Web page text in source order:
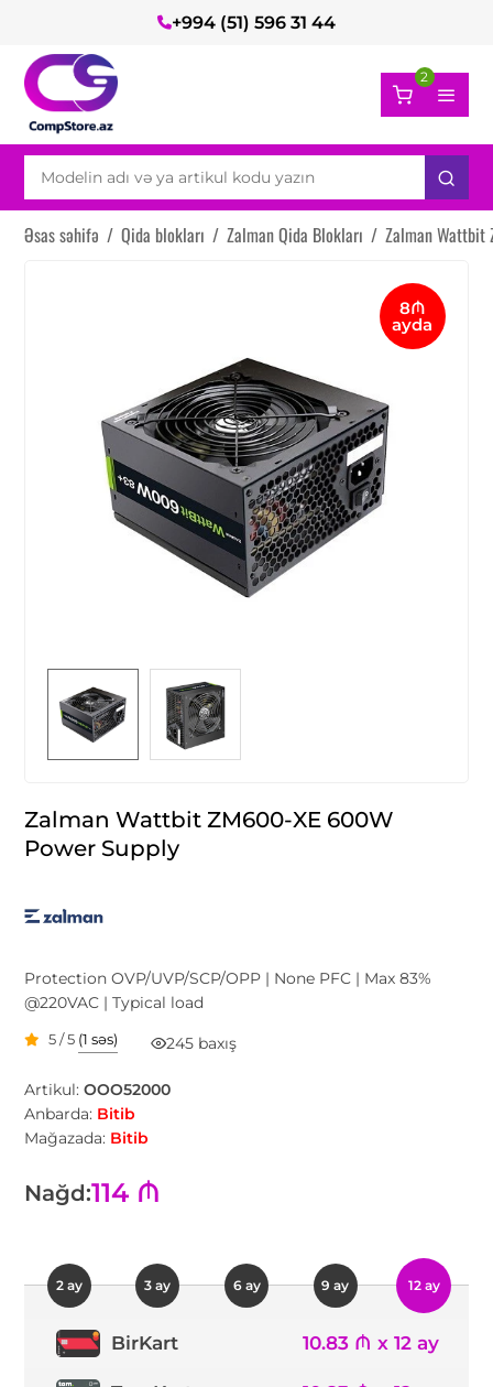
+994 (51) 596 31 44
2
Əsas səhifə / Qida blokları / Zalman Qida Blokları / Zalman Wattbit
8₼
ayda
Zalman Wattbit ZM600-XE 600W
Power Supply
Protection OVP/UVP/SCP/OPP | None PFC | Max 83%
@220VAC | Typical load
5 / 5 (1 səs) 245 baxış
Artikul:OOO52000
Anbarda: Bitib
Mağazada: Bitib
Nağd:114 ₼
2 ay 3 ay 6 ay 9 ay 12 ay
BirKart 10.83 ₼ x 12 ay